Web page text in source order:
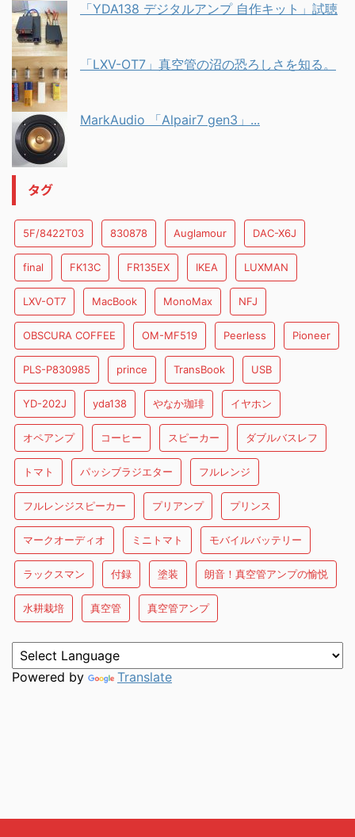
「YDA138 デジタルアンプ 自作キット」試聴
「LXV-OT7」真空管の沼の恐ろしさを知る。
MarkAudio 「Alpair7 gen3」...
タグ
5F/8422T03 830878 Auglamour DAC-X6J
final FK13C FR135EX IKEA LUXMAN
LXV-OT7 MacBook MonoMax NFJ
OBSCURA COFFEE OM-MF519 Peerless Pioneer
PLS-P830985 prince TransBook USB
YD-202J yda138 やなか珈琲 イヤホン
オペアンプ コーヒー スピーカー ダブルバスレフ
トマト パッシブラジエター フルレンジ
フルレンジスピーカー プリアンプ プリンス
マークオーディオ ミニトマト モバイルバッテリー
ラックスマン 付録 塗装 朗音！真空管アンプの愉悦
水耕栽培 真空管 真空管アンプ
Powered by Translate